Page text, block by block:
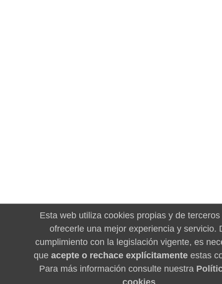
Esta web utiliza cookies propias y de
ofrecerle una mejor experiencia y servicio.
cumplimiento con la legislación vigente, es
que acepte o rechace explícitamenteestas
Para más información consulte nuestra
cookies.